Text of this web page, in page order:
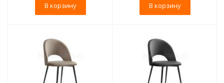
В корзину В корзину